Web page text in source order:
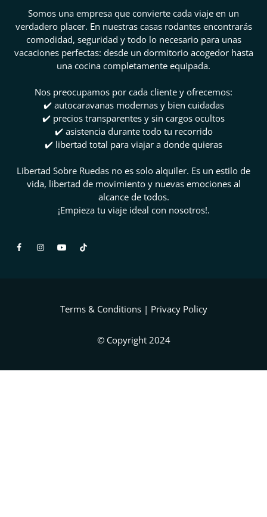
Somos una empresa que convierte cada viaje en un
verdadero placer. En nuestras casas rodantes encontrarás
comodidad, seguridad y todo lo necesario para unas
vacaciones perfectas: desde un dormitorio acogedor hasta
una cocina completamente equipada.
Nos preocupamos por cada cliente y ofrecemos:
✔️ autocaravanas modernas y bien cuidadas
✔️ precios transparentes y sin cargos ocultos
✔️ asistencia durante todo tu recorrido
✔️ libertad total para viajar a donde quieras
Libertad Sobre Ruedas no es solo alquiler. Es un estilo de
vida, libertad de movimiento y nuevas emociones al
alcance de todos.
¡Empieza tu viaje ideal con nosotros!.
© Copyright 2024
Terms & Conditions| Privacy Policy